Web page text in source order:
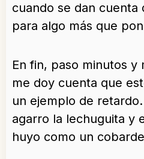
cuando se dan cuenta
para algo más que
En fin, paso minutos y
me doy cuenta que
un ejemplo de
agarro la lechuguita y
huyo como un